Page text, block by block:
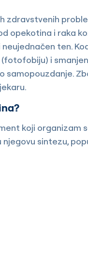
zdravstvenih
opekotina i raka
ten.
i
samopouzdanje.
koji organizam
sintezu,